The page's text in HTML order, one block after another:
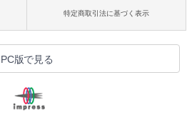
特定商取引法に基づく表示
PC版で見る